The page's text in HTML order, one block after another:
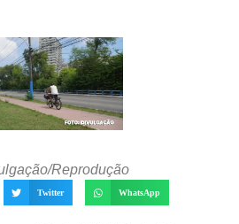
Reprodução
Twitter WhatsApp